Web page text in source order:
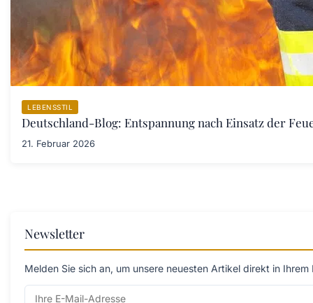
LEBENSSTIL
Deutschland-Blog: Entspannung nach Einsatz der
21. Februar 2026
Newsletter
Melden Sie sich an, um unsere neuesten Artikel direkt in